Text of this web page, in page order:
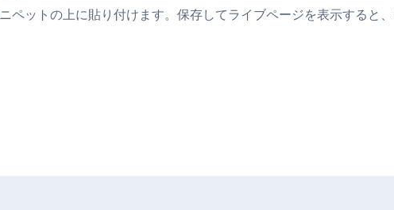
ットの上に貼り付けます。保存してライブページを表示すると